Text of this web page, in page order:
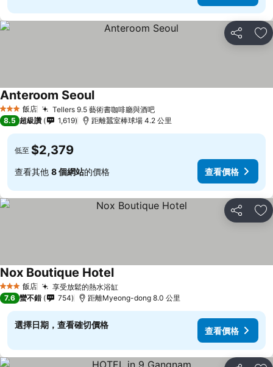
分享 加
3 星級 飯店 Tellers 9.5 藝術書咖啡廳與酒吧
Anteroom Seoul
8.5 超級讚 1,619 距離蠶室棒球場 4.2 公里
低至 $2,379
查看其他 8 個網站的價格 查看價格
分享 加
3 星級 飯店 享受放鬆的熱水浴缸
Nox Boutique Hotel
7.6 蠻不錯 754 距離Myeong-dong 8.0 公里
選擇日期，查看確切價格
查看價格